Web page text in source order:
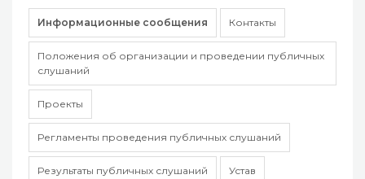
Информационные сообщения Контакты
Положения об организации и проведении публичных
слушаний
Проекты
Регламенты проведения публичных слушаний
Результаты публичных слушаний Устав